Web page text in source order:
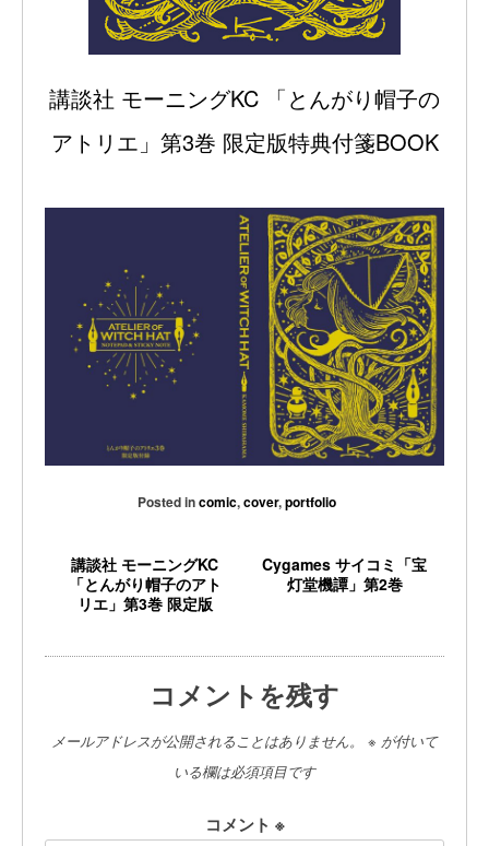
講談社 モーニングKC 「とんがり帽子の
アトリエ」第3巻 限定版特典付箋BOOK
Posted incomic,cover,portfolio
講談社 モーニングKC
「とんがり帽子のアト
リエ」第3巻 限定版
Cygames サイコミ「宝
灯堂機譚」第2巻
コメントを残す
メールアドレスが公開されることはありません。 ※ が付いて
いる欄は必須項目です
コメント ※